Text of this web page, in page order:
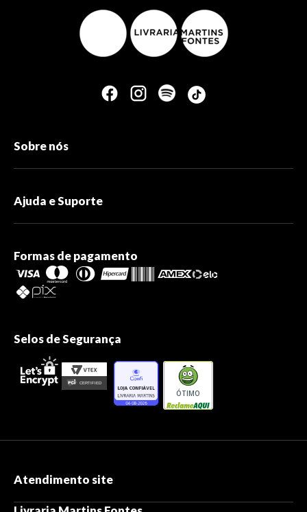
Sobre nós
Ajuda e Suporte
Formas de pagamento
Selos de Segurança
ÓTIMO
Atendimento site